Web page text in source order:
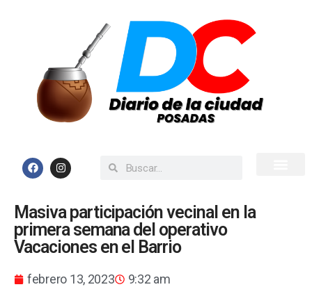
Masiva participación vecinal en la
primera semana del operativo
Vacaciones en el Barrio
febrero 13, 2023 9:32 am